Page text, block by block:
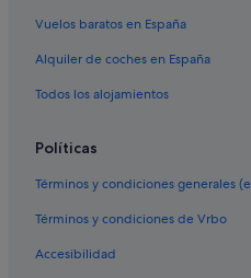
Monterado hoteles
Casas privadas de vacaciones
Hoteles que aceptan
Vuelos baratos en España
Alquiler de coches en España
Todos los alojamientos
Políticas
Términos y condiciones generales
Términos y condiciones de Vrbo
Accesibilidad